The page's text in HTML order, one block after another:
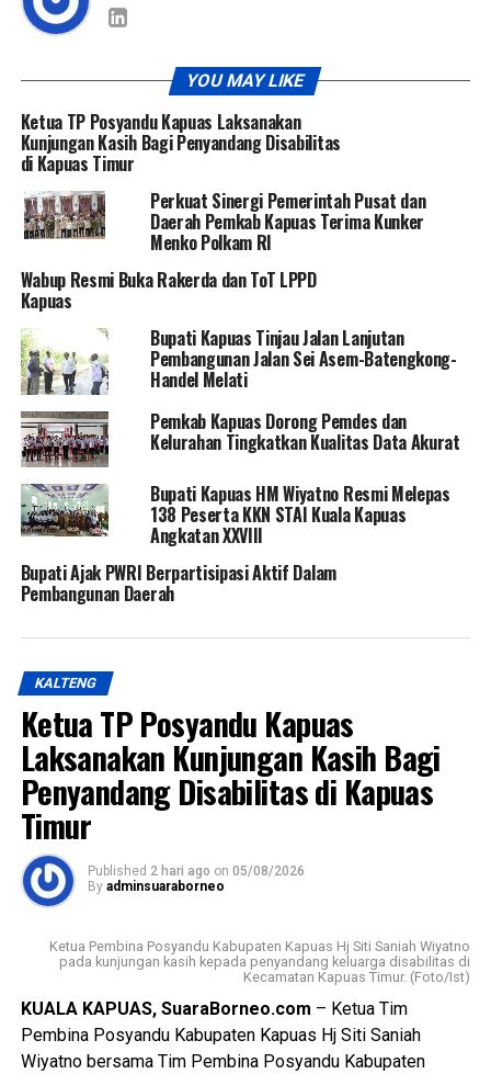
YOU MAY LIKE
Ketua TP Posyandu Kapuas Laksanakan
Kunjungan Kasih Bagi Penyandang Disabilitas
di Kapuas Timur
Perkuat Sinergi Pemerintah Pusat dan
Daerah Pemkab Kapuas Terima Kunker
Menko Polkam RI
Wabup Resmi Buka Rakerda dan ToT LPPD
Kapuas
Bupati Kapuas Tinjau Jalan Lanjutan
Pembangunan Jalan Sei Asem-Batengkong-
Handel Melati
Pemkab Kapuas Dorong Pemdes dan
Kelurahan Tingkatkan Kualitas Data Akurat
Bupati Kapuas HM Wiyatno Resmi Melepas
138 Peserta KKN STAI Kuala Kapuas
Angkatan XXVIII
Bupati Ajak PWRI Berpartisipasi Aktif Dalam
Pembangunan Daerah
KALTENG
Ketua TP Posyandu Kapuas
Laksanakan Kunjungan Kasih Bagi
Penyandang Disabilitas di Kapuas
Timur
Published 2 hari ago on 05/08/2026
By adminsuaraborneo
Ketua Pembina Posyandu Kabupaten Kapuas Hj Siti Saniah Wiyatno
pada kunjungan kasih kepada penyandang keluarga disabilitas di
Kecamatan Kapuas Timur. (Foto/Ist)
KUALA KAPUAS, SuaraBorneo.com – Ketua Tim
Pembina Posyandu Kabupaten Kapuas Hj Siti Saniah
Wiyatno bersama Tim Pembina Posyandu Kabupaten